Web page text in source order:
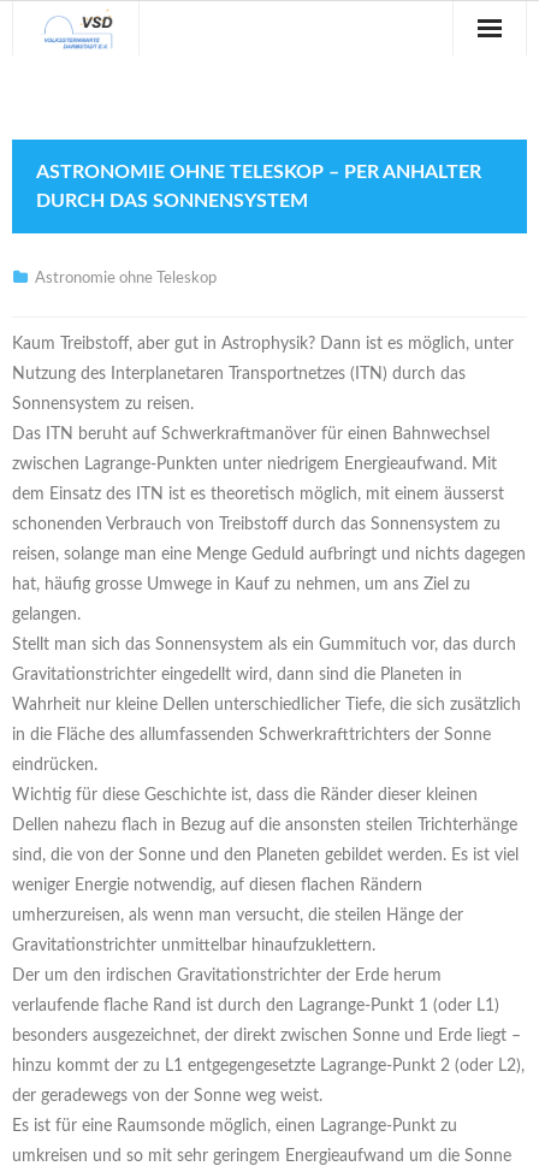
Veranstaltungen
Verein
Kontakt
ASTRONOMIE OHNE TELESKOP – PER ANHALTER
DURCH DAS SONNENSYSTEM
Astronomie ohne Teleskop
Kaum Treibstoff, aber gut in Astrophysik? Dann ist es möglich, unter
Nutzung des Interplanetaren Transportnetzes (ITN) durch das
Sonnensystem zu reisen.
Das ITN beruht auf Schwerkraftmanöver für einen Bahnwechsel
zwischen Lagrange-Punkten unter niedrigem Energieaufwand. Mit
dem Einsatz des ITN ist es theoretisch möglich, mit einem äusserst
schonenden Verbrauch von Treibstoff durch das Sonnensystem zu
reisen, solange man eine Menge Geduld aufbringt und nichts dagegen
hat, häufig grosse Umwege in Kauf zu nehmen, um ans Ziel zu
gelangen.
Stellt man sich das Sonnensystem als ein Gummituch vor, das durch
Gravitationstrichter eingedellt wird, dann sind die Planeten in
Wahrheit nur kleine Dellen unterschiedlicher Tiefe, die sich zusätzlich
in die Fläche des allumfassenden Schwerkrafttrichters der Sonne
eindrücken.
Wichtig für diese Geschichte ist, dass die Ränder dieser kleinen
Dellen nahezu flach in Bezug auf die ansonsten steilen Trichterhänge
sind, die von der Sonne und den Planeten gebildet werden. Es ist viel
weniger Energie notwendig, auf diesen flachen Rändern
umherzureisen, als wenn man versucht, die steilen Hänge der
Gravitationstrichter unmittelbar hinaufzuklettern.
Der um den irdischen Gravitationstrichter der Erde herum
verlaufende flache Rand ist durch den Lagrange-Punkt 1 (oder L1)
besonders ausgezeichnet, der direkt zwischen Sonne und Erde liegt –
hinzu kommt der zu L1 entgegengesetzte Lagrange-Punkt 2 (oder L2),
der geradewegs von der Sonne weg weist.
Es ist für eine Raumsonde möglich, einen Lagrange-Punkt zu
umkreisen und so mit sehr geringem Energieaufwand um die Sonne